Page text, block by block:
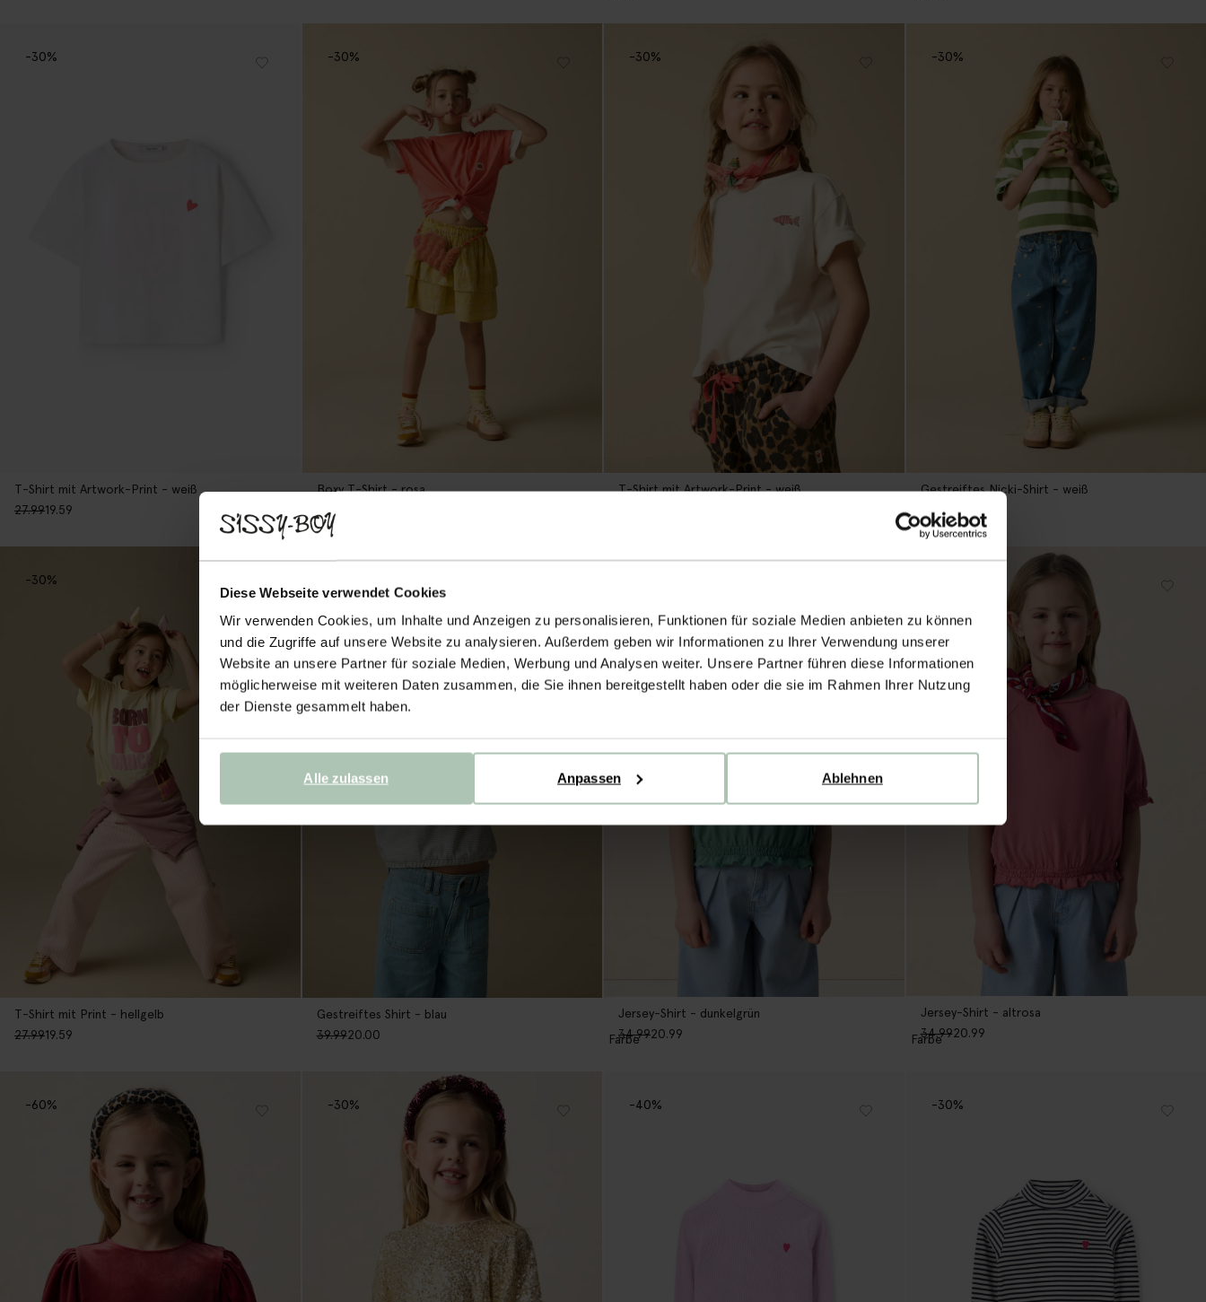
Diese Webseite verwendet Cookies
Wir verwenden Cookies, um Inhalte und Anzeigen zu personalisieren, Funktionen für soziale Medien anbieten zu können
und die Zugriffe auf unsere Website zu analysieren. Außerdem geben wir Informationen zu Ihrer Verwendung unserer
Website an unsere Partner für soziale Medien, Werbung und Analysen weiter. Unsere Partner führen diese Informationen
möglicherweise mit weiteren Daten zusammen, die Sie ihnen bereitgestellt haben oder die sie im Rahmen Ihrer Nutzung
der Dienste gesammelt haben.
Ablehnen
Anpassen
Alle zulassen
T-Shirt mit Artwork-Print - weiß
27.9919.59
-30%
Boxy T-Shirt - rosa
24.99
-30%
1Farbe
T-Shirt mit Artwork-Print - weiß
-30%
Gestreiftes Nicki-Shirt - weiß
27.99
19.59
-30%
T-Shirt mit Print - hellgelb
27.9919.59
-30%
Gestreiftes Shirt - blau
39.9920.00
Jersey-Shirt - dunkelgrün
34.9920.99
Farbe
Jersey-Shirt - altrosa
34.9920.99
Farbe
-60% -30% -40% -30%